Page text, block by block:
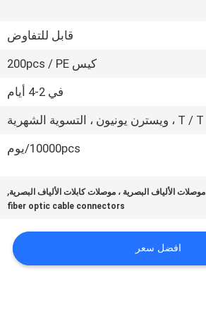
قابل للتفاوض
كيس 200pcs / PE
في 2-4 أيام
T / T ، ويسترن يونيون ، التسوية الشهرية
10000pcs/يوم
موصلات الألياف البصرية ، موصلات كابلات الألياف البصرية,
fiber optic cable connectors
افضل سعر